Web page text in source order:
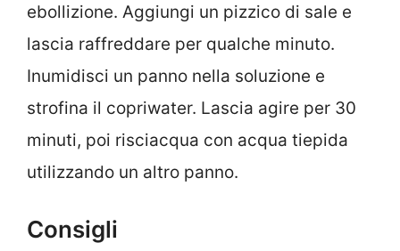
ebollizione. Aggiungi un pizzico di sale e
lascia raffreddare per qualche minuto.
Inumidisci un panno nella soluzione e
strofina il copriwater. Lascia agire per 30
minuti, poi risciacqua con acqua tiepida
utilizzando un altro panno.
Consigli